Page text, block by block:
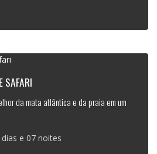
SAFARI
da mata atlântica e da praia em um
dias e 07 noites